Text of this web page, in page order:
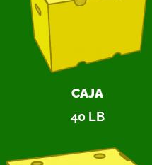
CAJA
40 LB